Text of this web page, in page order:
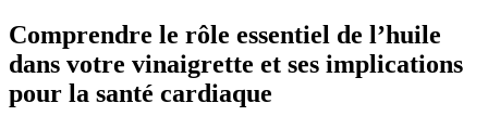
Comprendre le rôle essentiel de l’huile
dans votre vinaigrette et ses implications
pour la santé cardiaque